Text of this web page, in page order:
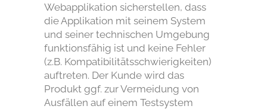
Webapplikation sicherstellen, dass
die Applikation mit seinem System
und seiner technischen Umgebung
funktionsfähig ist und keine Fehler
(z.B. Kompatibilitätsschwierigkeiten)
auftreten. Der Kunde wird das
Produkt ggf. zur Vermeidung von
Ausfällen auf einem Testsystem